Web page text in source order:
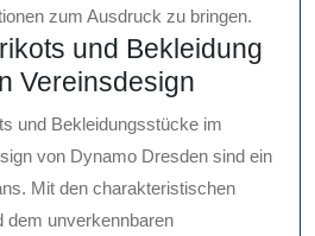
zum Ausdruck zu bringen.
und Bekleidung
Vereinsdesign
und Bekleidungsstücke im
von Dynamo Dresden sind ein
Mit den charakteristischen
dem unverkennbaren